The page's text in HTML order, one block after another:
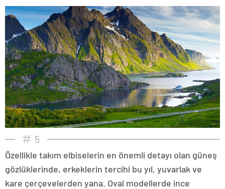
5
Özellikle takım elbiselerin en önemli detayı olan güneş
gözlüklerinde, erkeklerin tercihi bu yıl, yuvarlak ve
kare çerçevelerden yana. Oval modellerde ince